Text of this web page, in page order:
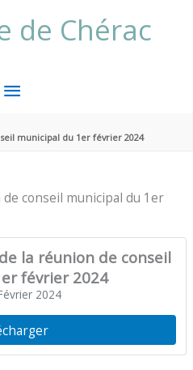
de Chérac
MENU
PRINCIPAL
municipal du 1er février 2024
conseil municipal du 1er
la réunion de conseil
février 2024
2024